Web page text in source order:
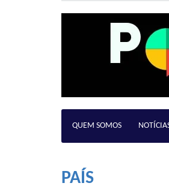
QUEM SOMOS
PAÍS